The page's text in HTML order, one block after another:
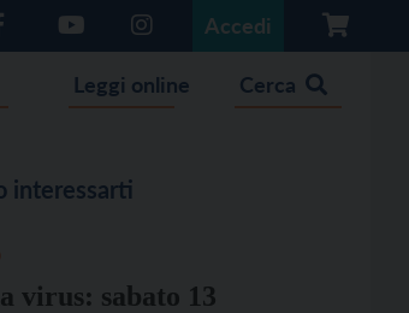
Accedi
Leggi online Cerca
interessarti
virus: sabato 13